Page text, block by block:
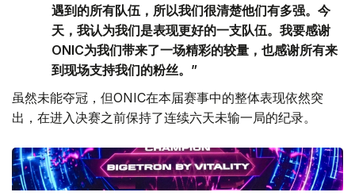
遇到的所有队伍，所以我们很清楚他们有多强。今
天，我认为我们是表现更好的一支队伍。我要感谢
ONIC为我们带来了一场精彩的较量，也感谢所有来
到现场支持我们的粉丝。”
虽然未能夺冠，但ONIC在本届赛事中的整体表现依然突
出，在进入决赛之前保持了连续六天未输一局的纪录。